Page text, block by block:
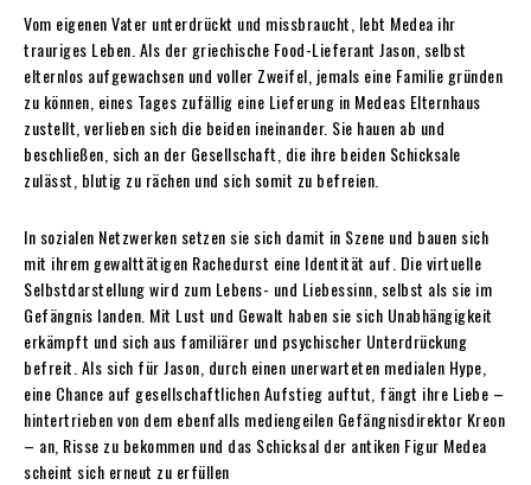
Vom eigenen Vater unterdrückt und missbraucht, lebt Medea ihr
trauriges Leben. Als der griechische Food-Lieferant Jason, selbst
elternlos aufgewachsen und voller Zweifel, jemals eine Familie gründen
zu können, eines Tages zufällig eine Lieferung in Medeas Elternhaus
zustellt, verlieben sich die beiden ineinander. Sie hauen ab und
beschließen, sich an der Gesellschaft, die ihre beiden Schicksale
zulässt, blutig zu rächen und sich somit zu befreien.
In sozialen Netzwerken setzen sie sich damit in Szene und bauen sich
mit ihrem gewalttätigen Rachedurst eine Identität auf. Die virtuelle
Selbstdarstellung wird zum Lebens- und Liebessinn, selbst als sie im
Gefängnis landen. Mit Lust und Gewalt haben sie sich Unabhängigkeit
erkämpft und sich aus familiärer und psychischer Unterdrückung
befreit. Als sich für Jason, durch einen unerwarteten medialen Hype,
eine Chance auf gesellschaftlichen Aufstieg auftut, fängt ihre Liebe –
hintertrieben von dem ebenfalls mediengeilen Gefängnisdirektor Kreon
– an, Risse zu bekommen und das Schicksal der antiken Figur Medea
scheint sich erneut zu erfüllen